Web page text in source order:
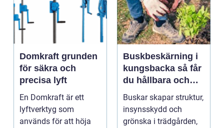
Domkraft grunden
för säkra och
precisa lyft
En Domkraft är ett
lyftverktyg som
används för att höja
Buskbeskärning i
kungsbacka så får
du hållbara och
vackra buskar året
runt
Buskar skapar struktur,
insynsskydd och
grönska i trädgården,